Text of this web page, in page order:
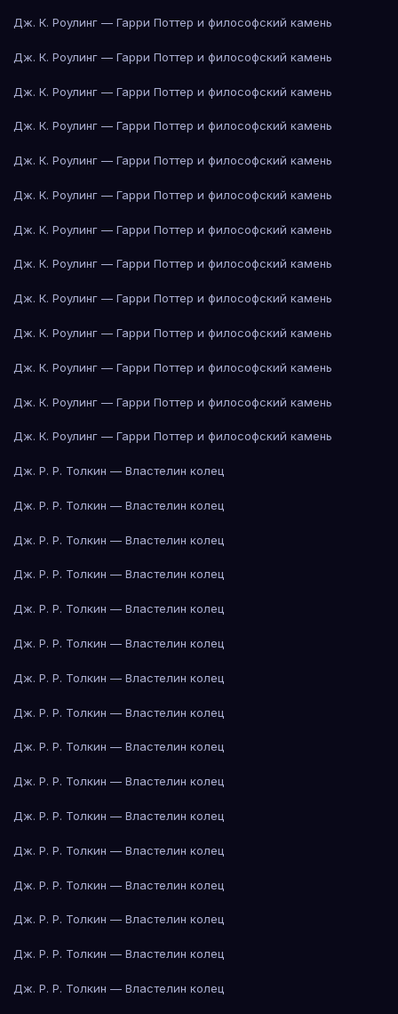
Дж. К. Роулинг — Гарри Поттер и философский камень
Дж. К. Роулинг — Гарри Поттер и философский камень
Дж. К. Роулинг — Гарри Поттер и философский камень
Дж. К. Роулинг — Гарри Поттер и философский камень
Дж. К. Роулинг — Гарри Поттер и философский камень
Дж. К. Роулинг — Гарри Поттер и философский камень
Дж. К. Роулинг — Гарри Поттер и философский камень
Дж. К. Роулинг — Гарри Поттер и философский камень
Дж. К. Роулинг — Гарри Поттер и философский камень
Дж. К. Роулинг — Гарри Поттер и философский камень
Дж. К. Роулинг — Гарри Поттер и философский камень
Дж. К. Роулинг — Гарри Поттер и философский камень
Дж. К. Роулинг — Гарри Поттер и философский камень
Дж. Р. Р. Толкин — Властелин колец
Дж. Р. Р. Толкин — Властелин колец
Дж. Р. Р. Толкин — Властелин колец
Дж. Р. Р. Толкин — Властелин колец
Дж. Р. Р. Толкин — Властелин колец
Дж. Р. Р. Толкин — Властелин колец
Дж. Р. Р. Толкин — Властелин колец
Дж. Р. Р. Толкин — Властелин колец
Дж. Р. Р. Толкин — Властелин колец
Дж. Р. Р. Толкин — Властелин колец
Дж. Р. Р. Толкин — Властелин колец
Дж. Р. Р. Толкин — Властелин колец
Дж. Р. Р. Толкин — Властелин колец
Дж. Р. Р. Толкин — Властелин колец
Дж. Р. Р. Толкин — Властелин колец
Дж. Р. Р. Толкин — Властелин колец